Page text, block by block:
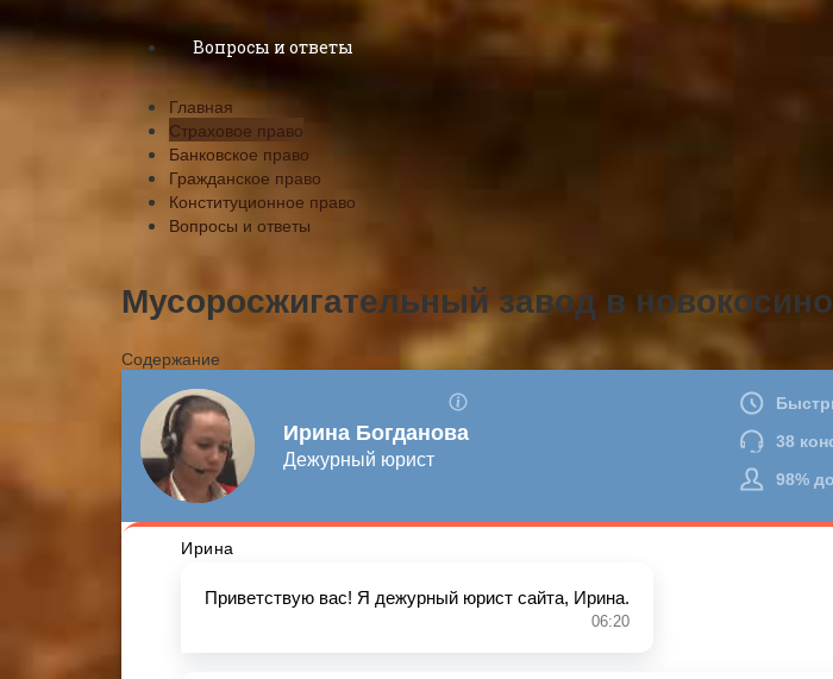
Вопросы и ответы
Главная
Страховое право
Банковское право
Гражданское право
Конституционное право
Вопросы и ответы
Мусоросжигательный завод в новокосино
Содержание